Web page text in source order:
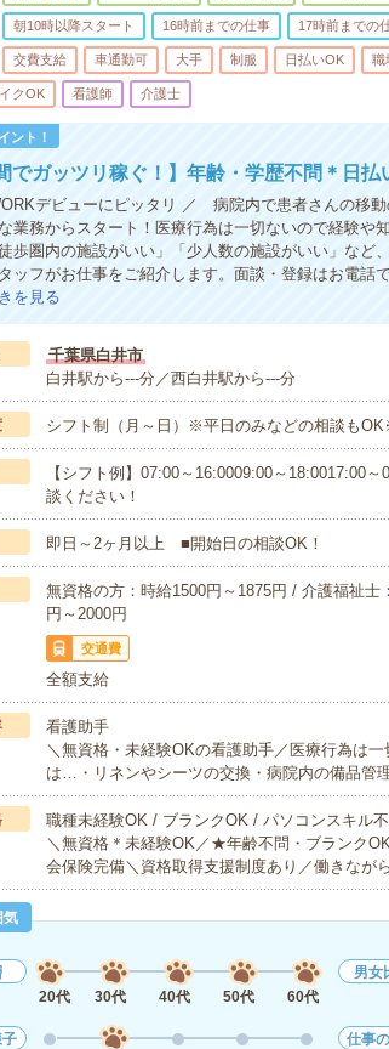
朝10時以降スタート 16時前までの仕事 17時前までの
交費支給 車通勤可 大手 制服 日払いOK 職
クOK 看護師 介護士
ント！
でガッツリ稼ぐ！】年齢・学歴不問＊日
デビューにピッタリ ／ 病院内で患者さんの移
業務からスタート！医療行為は一切ないので経験や
徒歩圏内の施設がいい」「少人数の施設がいい」な
ッフがお仕事をご紹介します。面談・登録はお電話
を見る
千葉県白井市
白井駅から---分／西白井駅から---分
シフト制（月～日）※平日のみなどの相談も
【シフト例】07:00～16:0009:00～18:0017:00
談ください！
即日～2ヶ月以上 ■開始日の相談OK！
無資格の方：時給1500円～1875円 / 介護福祉
円～2000円
交通費
全額支給
看護助手
＼無資格・未経験OKの看護助手／医療行為は
は…・リネンやシーツの交換・病院内の備品管
職種未経験OK / ブランクOK / パソコンスキル
＼無資格＊未経験OK／★年齢不問・ブランク
会保険完備＼資格取得支援制度あり／働きなが
気
20代
30代 40代 50代 60代
男女
仕事